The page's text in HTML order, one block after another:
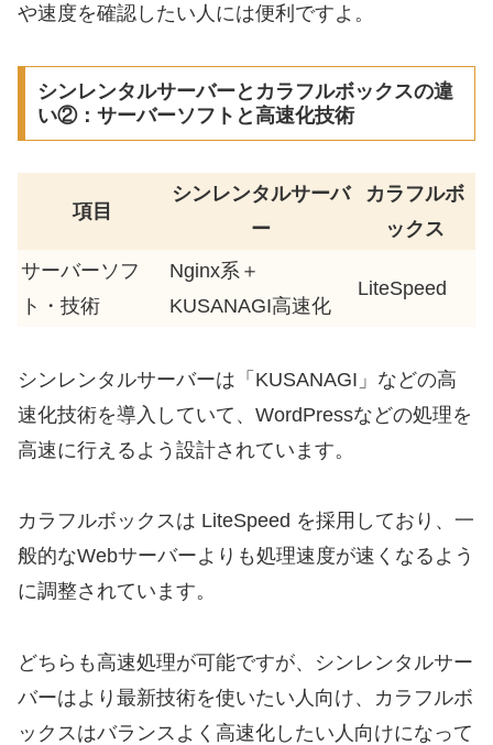
や速度を確認したい人には便利ですよ。
シンレンタルサーバーとカラフルボックスの違
い②：サーバーソフトと高速化技術
項目
シンレンタルサーバ
ー
カラフルボ
ックス
サーバーソフ
ト・技術
Nginx系＋
KUSANAGI高速化
LiteSpeed
シンレンタルサーバーは「KUSANAGI」などの高
速化技術を導入していて、WordPressなどの処理を
高速に行えるよう設計されています。
カラフルボックスは LiteSpeed を採用しており、一
般的なWebサーバーよりも処理速度が速くなるよう
に調整されています。
どちらも高速処理が可能ですが、シンレンタルサー
バーはより最新技術を使いたい人向け、カラフルボ
ックスはバランスよく高速化したい人向けになって